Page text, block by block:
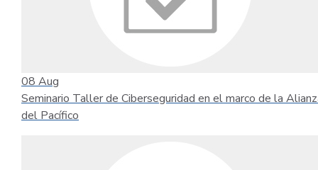
08 Aug
Seminario Taller de Ciberseguridad en el marco de la
del Pacífico